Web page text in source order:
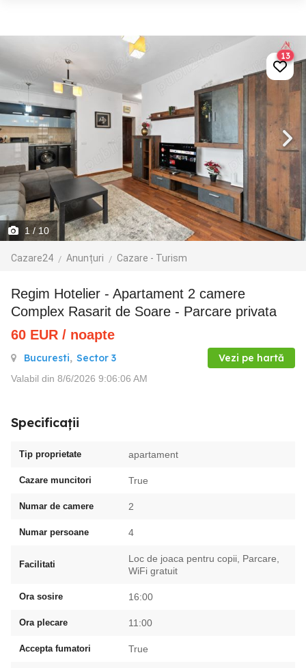
1/ 10
Cazare24 Anunțuri Cazare - Turism
13
Regim Hotelier - Apartament 2 camere
Complex Rasarit de Soare - Parcare privata
60 EUR / noapte
Bucuresti, Sector 3 Vezi pe hartă
Valabil din 8/6/2026 9:06:06 AM
Specificații
Tip proprietate apartament
Cazare muncitori True
Numar de camere 2
Numar persoane 4
Facilitati
Loc de joaca pentru copii, Parcare,
WiFi gratuit
Ora sosire 16:00
Ora plecare 11:00
Accepta fumatori True